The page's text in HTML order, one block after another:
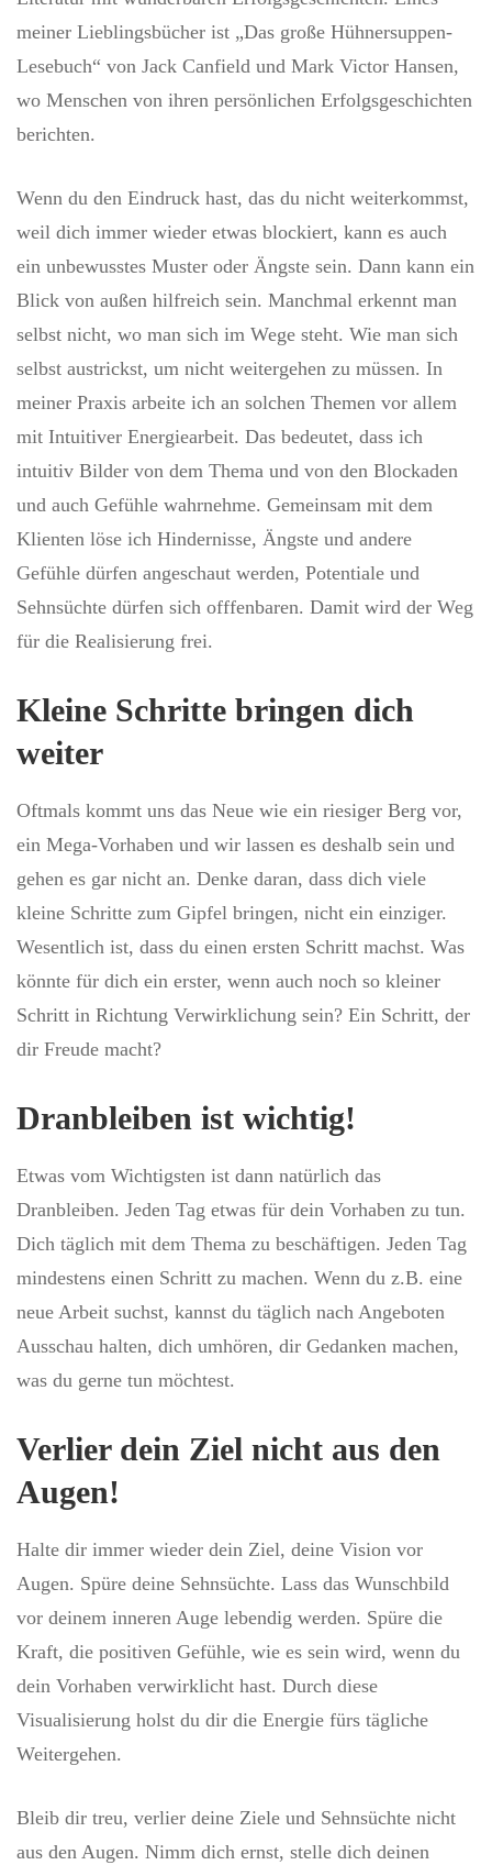
meiner Lieblingsbücher ist „Das große Hühnersuppen-
Lesebuch“ von Jack Canfield und Mark Victor Hansen,
wo Menschen von ihren persönlichen Erfolgsgeschichten
berichten.
Wenn du den Eindruck hast, das du nicht weiterkommst,
weil dich immer wieder etwas blockiert, kann es auch
ein unbewusstes Muster oder Ängste sein. Dann kann ein
Blick von außen hilfreich sein. Manchmal erkennt man
selbst nicht, wo man sich im Wege steht. Wie man sich
selbst austrickst, um nicht weitergehen zu müssen. In
meiner Praxis arbeite ich an solchen Themen vor allem
mit Intuitiver Energiearbeit. Das bedeutet, dass ich
intuitiv Bilder von dem Thema und von den Blockaden
und auch Gefühle wahrnehme. Gemeinsam mit dem
Klienten löse ich Hindernisse, Ängste und andere
Gefühle dürfen angeschaut werden, Potentiale und
Sehnsüchte dürfen sich offfenbaren. Damit wird der Weg
für die Realisierung frei.
Kleine Schritte bringen dich
weiter
Oftmals kommt uns das Neue wie ein riesiger Berg vor,
ein Mega-Vorhaben und wir lassen es deshalb sein und
gehen es gar nicht an. Denke daran, dass dich viele
kleine Schritte zum Gipfel bringen, nicht ein einziger.
Wesentlich ist, dass du einen ersten Schritt machst. Was
könnte für dich ein erster, wenn auch noch so kleiner
Schritt in Richtung Verwirklichung sein? Ein Schritt, der
dir Freude macht?
Dranbleiben ist wichtig!
Etwas vom Wichtigsten ist dann natürlich das
Dranbleiben. Jeden Tag etwas für dein Vorhaben zu tun.
Dich täglich mit dem Thema zu beschäftigen. Jeden Tag
mindestens einen Schritt zu machen. Wenn du z.B. eine
neue Arbeit suchst, kannst du täglich nach Angeboten
Ausschau halten, dich umhören, dir Gedanken machen,
was du gerne tun möchtest.
Verlier dein Ziel nicht aus den
Augen!
Halte dir immer wieder dein Ziel, deine Vision vor
Augen. Spüre deine Sehnsüchte. Lass das Wunschbild
vor deinem inneren Auge lebendig werden. Spüre die
Kraft, die positiven Gefühle, wie es sein wird, wenn du
dein Vorhaben verwirklicht hast. Durch diese
Visualisierung holst du dir die Energie fürs tägliche
Weitergehen.
Bleib dir treu, verlier deine Ziele und Sehnsüchte nicht
aus den Augen. Nimm dich ernst, stelle dich deinen